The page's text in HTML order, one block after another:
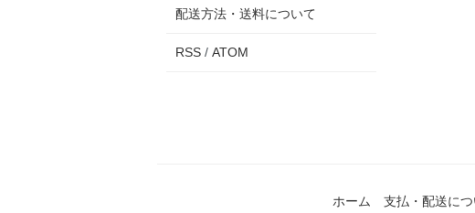
配送方法・送料について
RSS / ATOM
ホーム 支払・配送に